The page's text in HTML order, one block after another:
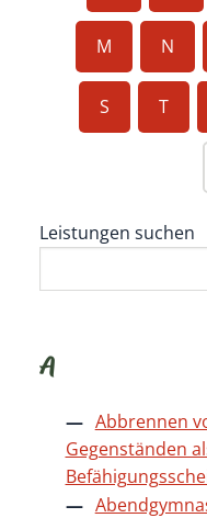
M N
S T
Leistungen suchen
A
Abbrennen
Gegenständen